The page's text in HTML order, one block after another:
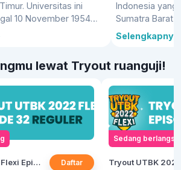
Universitas ini
10 November 1954
pahlawan yang ke-9.
dari QS World
peringkat keempat
Indonesia yang
Sumatra Barat,
merupakan
Jawa yang
Presiden
diresmikan
Universitas
fakultas
Manis,
kampus lain di
Dharmasraya.
Selengkapnya
lewat Tryout ruanguji!
Tryout UTBK 2022 Flexi Episode 32 Daftar
Sedang